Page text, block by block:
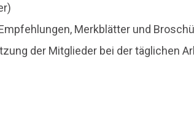
Merkblätter und
der Mitglieder bei der täglichen